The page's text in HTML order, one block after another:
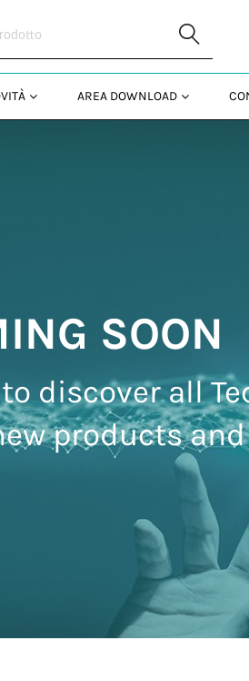
AREA DOWNLOAD
SOON
discover all
products